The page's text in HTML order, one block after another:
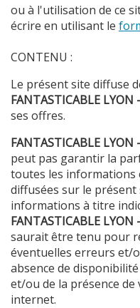
ou à l'utilisation de ce
écrire en utilisant le
CONTENU :
Le présent site diffuse
FANTASTICABLE
ses offres.
FANTASTICABLE
peut pas garantir la
toutes les informations
diffusées sur le
informations à titre
FANTASTICABLE
saurait être tenu pour
éventuelles erreurs et/
absence de
et/ou de la présence de
internet.